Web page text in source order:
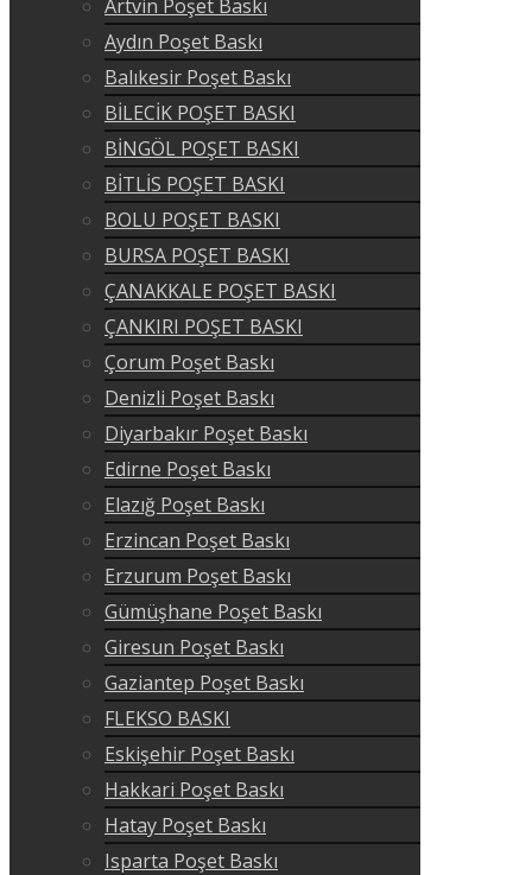
Artvin Poşet Baskı
Aydın Poşet Baskı
Balıkesir Poşet Baskı
BİLECİK POŞET BASKI
BİNGÖL POŞET BASKI
BİTLİS POŞET BASKI
BOLU POŞET BASKI
BURSA POŞET BASKI
ÇANAKKALE POŞET BASKI
ÇANKIRI POŞET BASKI
Çorum Poşet Baskı
Denizli Poşet Baskı
Diyarbakır Poşet Baskı
Edirne Poşet Baskı
Elazığ Poşet Baskı
Erzincan Poşet Baskı
Erzurum Poşet Baskı
Gümüşhane Poşet Baskı
Giresun Poşet Baskı
Gaziantep Poşet Baskı
FLEKSO BASKI
Eskişehir Poşet Baskı
Hakkari Poşet Baskı
Hatay Poşet Baskı
Isparta Poşet Baskı